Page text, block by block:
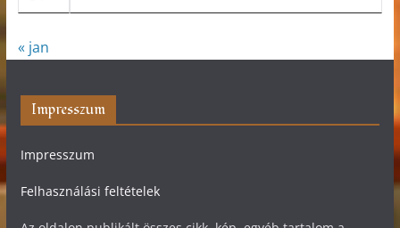
« jan
Impresszum
Impresszum
Felhasználási feltételek